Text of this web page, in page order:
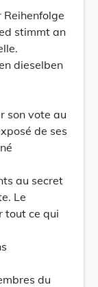
stimmt an
dieselben
son vote au
de ses
au secret
Le
tout ce qui
du